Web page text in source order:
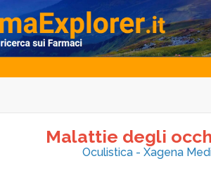
Malattie degli
Oculistica - Xagena